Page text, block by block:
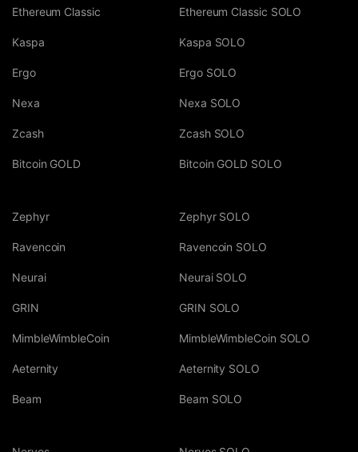
Ethereum Classic
Kaspa
Ergo
Nexa
Zcash
Bitcoin GOLD
Ethereum Classic SOLO
Kaspa SOLO
Ergo SOLO
Nexa SOLO
Zcash SOLO
Bitcoin GOLD SOLO
Zephyr
Ravencoin
Neurai
GRIN
MimbleWimbleCoin
Aeternity
Beam
Zephyr SOLO
Ravencoin SOLO
Neurai SOLO
GRIN SOLO
MimbleWimbleCoin SOLO
Aeternity SOLO
Beam SOLO